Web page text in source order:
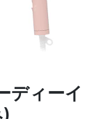
ディーイ